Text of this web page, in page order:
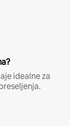
idealne za